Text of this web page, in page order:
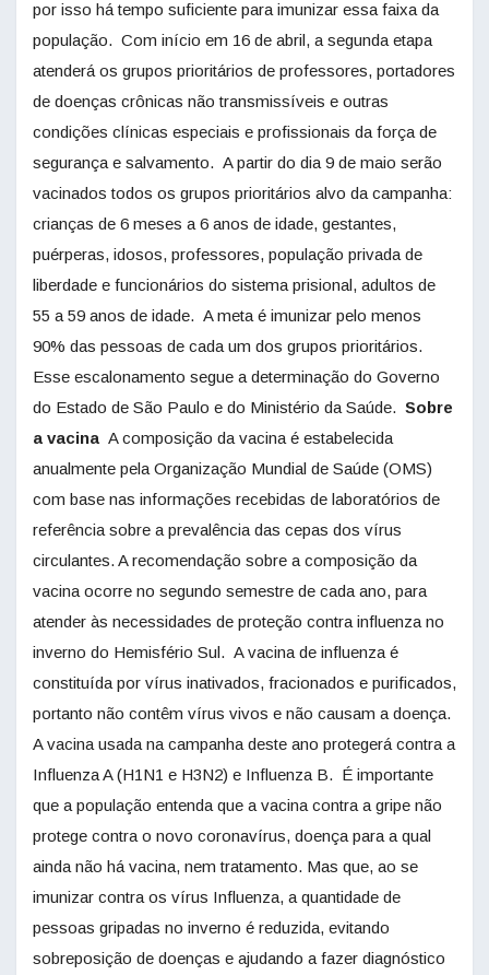
por isso há tempo suficiente para imunizar essa faixa da
população. Com início em 16 de abril, a segunda etapa
atenderá os grupos prioritários de professores, portadores
de doenças crônicas não transmissíveis e outras
condições clínicas especiais e profissionais da força de
segurança e salvamento. A partir do dia 9 de maio serão
vacinados todos os grupos prioritários alvo da campanha:
crianças de 6 meses a 6 anos de idade, gestantes,
puérperas, idosos, professores, população privada de
liberdade e funcionários do sistema prisional, adultos de
55 a 59 anos de idade. A meta é imunizar pelo menos
90% das pessoas de cada um dos grupos prioritários.
Esse escalonamento segue a determinação do Governo
do Estado de São Paulo e do Ministério da Saúde. Sobre
a vacina A composição da vacina é estabelecida
anualmente pela Organização Mundial de Saúde (OMS)
com base nas informações recebidas de laboratórios de
referência sobre a prevalência das cepas dos vírus
circulantes. A recomendação sobre a composição da
vacina ocorre no segundo semestre de cada ano, para
atender às necessidades de proteção contra influenza no
inverno do Hemisfério Sul. A vacina de influenza é
constituída por vírus inativados, fracionados e purificados,
portanto não contêm vírus vivos e não causam a doença.
A vacina usada na campanha deste ano protegerá contra a
Influenza A (H1N1 e H3N2) e Influenza B. É importante
que a população entenda que a vacina contra a gripe não
protege contra o novo coronavírus, doença para a qual
ainda não há vacina, nem tratamento. Mas que, ao se
imunizar contra os vírus Influenza, a quantidade de
pessoas gripadas no inverno é reduzida, evitando
sobreposição de doenças e ajudando a fazer diagnóstico